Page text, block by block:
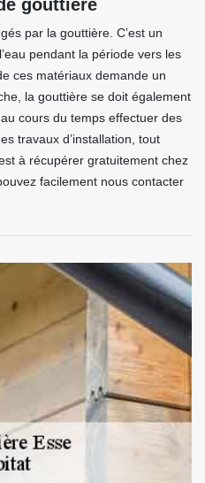
gouttière
par la gouttière. C’est un
pendant la période vers les
ces matériaux demande un
la gouttière se doit également
cours du temps effectuer des
travaux d’installation, tout
à récupérer gratuitement chez
facilement nous contacter